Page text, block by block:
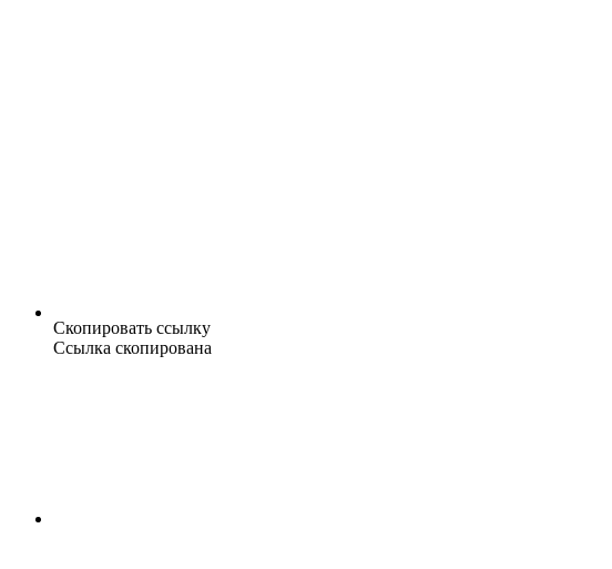
Скопировать ссылку
Ссылка скопирована